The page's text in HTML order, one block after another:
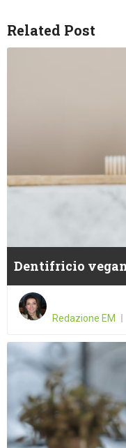
Related Post
Dentifricio
Redazione EM